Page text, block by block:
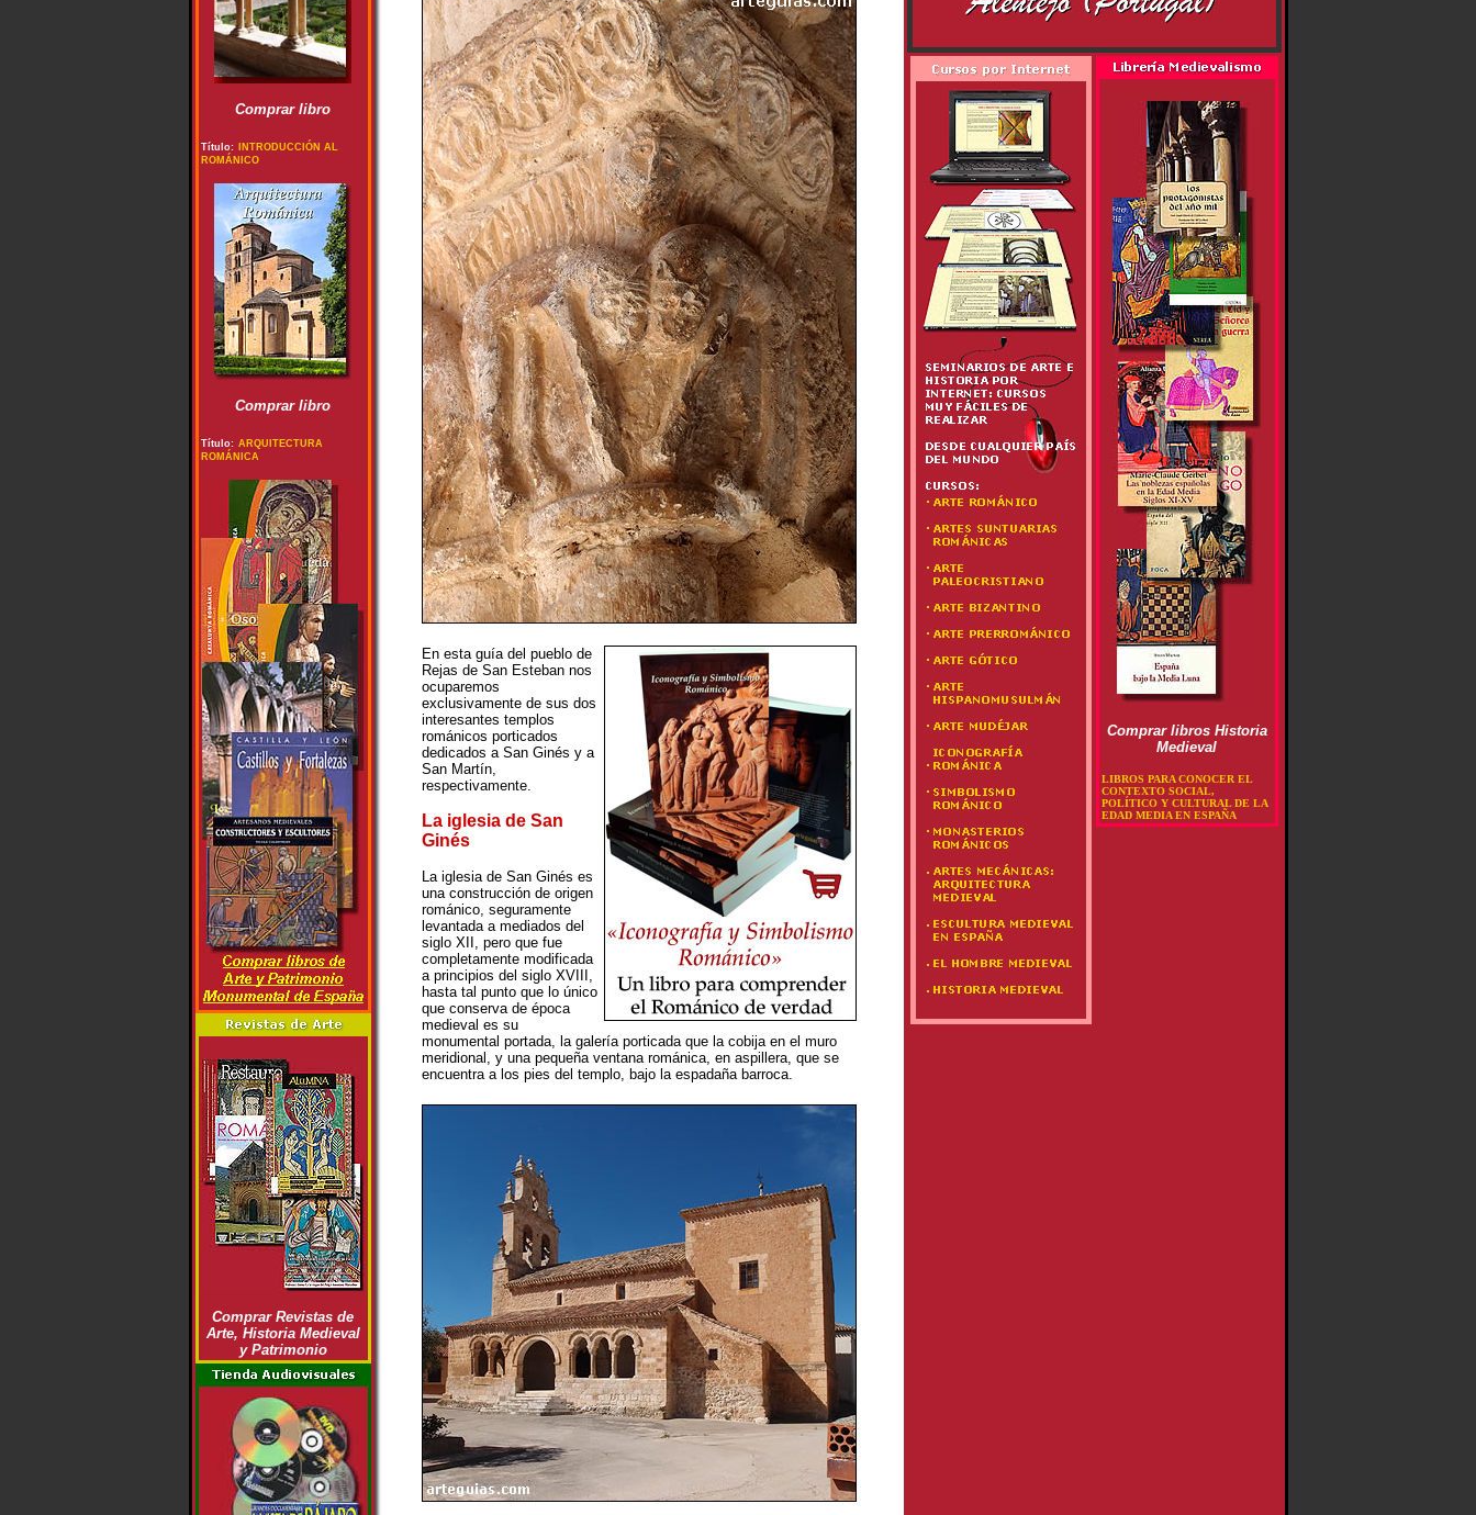
Comprar libro
Título:
INTRODUCCIÓN AL
ROMÁNICO
Comprar libro
Título: ARQUITECTURA
ROMÁNICA
Comprar Revistas de
Arte, Historia Medieval
y Patrimonio
En esta guía del pueblo de
Rejas de San Esteban nos
ocuparemos
exclusivamente de sus dos
interesantes templos
románicos porticados
dedicados a San Ginés y a
San Martín,
respectivamente.
La iglesia de San
Ginés
La iglesia de San Ginés es
una construcción de origen
románico, seguramente
levantada a mediados del
siglo XII, pero que fue
completamente modificada
a principios del siglo XVIII,
hasta tal punto que lo único
que conserva de época
medieval es su
monumental portada, la galería porticada que la cobija en el muro
meridional, y una pequeña ventana románica, en aspillera, que se
encuentra a los pies del templo, bajo la espadaña barroca.
Comprar libros Historia
Medieval
LIBROS PARA CONOCER EL
CONTEXTO SOCIAL,
POLÍTICO Y CULTURAL DE LA
EDAD MEDIA EN ESPAÑA